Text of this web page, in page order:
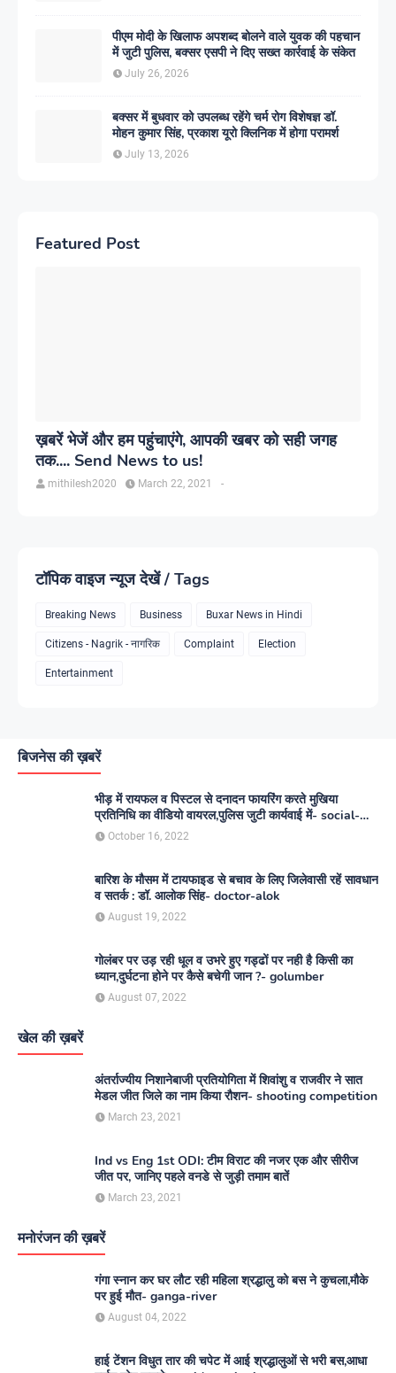
पीएम मोदी के खिलाफ अपशब्द बोलने वाले युवक की पहचान
में जुटी पुलिस, बक्सर एसपी ने दिए सख्त कार्रवाई के संकेत
July 26, 2026
बक्सर में बुधवार को उपलब्ध रहेंगे चर्म रोग विशेषज्ञ डॉ.
मोहन कुमार सिंह, प्रकाश यूरो क्लिनिक में होगा परामर्श
July 13, 2026
Featured Post
ख़बरें भेजें और हम पहुंचाएंगे, आपकी खबर को सही जगह
तक.... Send News to us!
mithilesh2020 -
March 22, 2021
टॉपिक वाइज न्यूज देखें / Tags
Breaking News Business Buxar News in Hindi
Citizens - Nagrik - नागरिक Complaint Election
Entertainment
बिजनेस की ख़बरें
भीड़ में रायफल व पिस्टल से दनादन फायरिंग करते मुखिया
प्रतिनिधि का वीडियो वायरल,पुलिस जुटी कार्यवाई में- social-
media
October 16, 2022
बारिश के मौसम में टायफाइड से बचाव के लिए जिलेवासी रहें सावधान
व सतर्क : डॉ. आलोक सिंह- doctor-alok
August 19, 2022
गोलंबर पर उड़ रही धूल व उभरे हुए गड्ढों पर नही है किसी का
ध्यान,दुर्घटना होने पर कैसे बचेगी जान ?- golumber
August 07, 2022
खेल की ख़बरें
अंतर्राज्यीय निशानेबाजी प्रतियोगिता में शिवांशु व राजवीर ने सात
मेडल जीत जिले का नाम किया रौशन- shooting competition
March 23, 2021
Ind vs Eng 1st ODI: टीम विराट की नजर एक और सीरीज
जीत पर, जानिए पहले वनडे से जुड़ी तमाम बातें
March 23, 2021
मनोरंजन की ख़बरें
गंगा स्नान कर घर लौट रही महिला श्रद्धालु को बस ने कुचला,मौके
पर हुई मौत- ganga-river
August 04, 2022
हाई टेंशन विधुत तार की चपेट में आई श्रद्धालुओं से भरी बस,आधा